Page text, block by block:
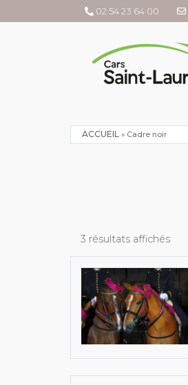
02 54 23 64 00
ACCUEIL » Cadre noir
3 résultats affichés